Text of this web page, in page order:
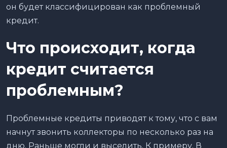
он будет классифицирован как проблемный
кредит.
Что происходит, когда
кредит считается
проблемным?
Проблемные кредиты приводят к тому, что с вам
начнут звонить коллекторы по несколько раз на
дню. Раньше могли и выселить. К примеру. В